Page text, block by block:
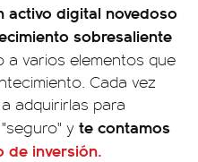
activo digital novedoso
sobresaliente
a varios elementos que
Cada vez
adquirirlas para
y te contamos
de inversión.